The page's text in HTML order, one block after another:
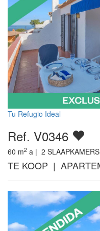
Tu Refugio Ideal
Ref. V0346
60 m2 a | 2 SLAAPKAMERS
TE KOOP |